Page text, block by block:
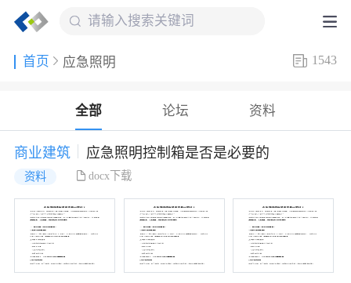
首页 应急照明 1543
全部 论坛 资料
商业建筑 应急照明控制箱是否是必要的
资料 docx下载